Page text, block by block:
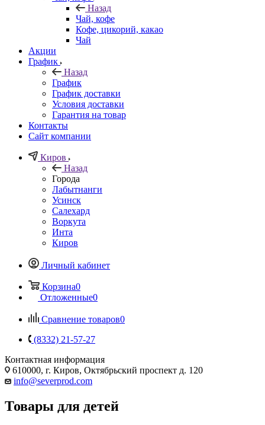
Назад
Чай, кофе
Кофе, цикорий, какао
Чай
Акции
График
Назад
График
График доставки
Условия доставки
Гарантия на товар
Контакты
Сайт компании
Киров
Назад
Города
Лабытнанги
Усинск
Салехард
Воркута
Инта
Киров
Личный кабинет
Корзина0
Отложенные0
Сравнение товаров0
(8332) 21-57-27
Контактная информация
610000, г. Киров, Октябрьский проспект д. 120
info@severprod.com
Товары для детей